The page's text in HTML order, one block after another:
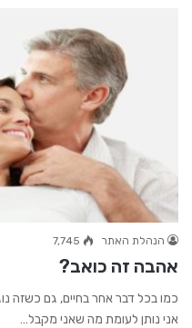
הנהלת האתר 7,745
אהבה זה כואב?
כמו בכל דבר אחר בחיים, גם כשזה
אני נותן לעומת מה שאני מקבל…